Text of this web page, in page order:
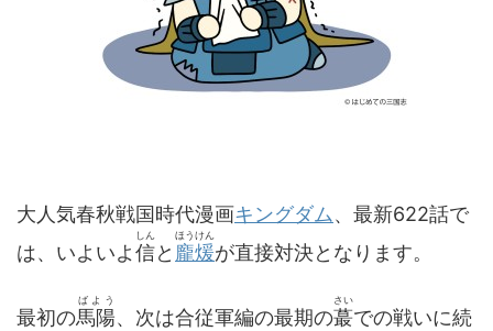
大人気春秋戦国時代漫画キングダム、最新622話で
は、いよいよ信
しん
と 龐煖
ほうけん
が直接対決となります。
最初の馬陽
ばよう
、次は合従軍編の最期の蕞
さい
での戦いに続